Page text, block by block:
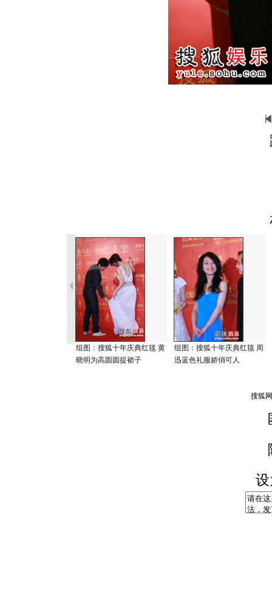
组图：搜狐十年庆典红毯 黄
晓明为高圆圆提裙子
组图：搜狐十年庆典红毯 周
迅蓝色礼服娇俏可人